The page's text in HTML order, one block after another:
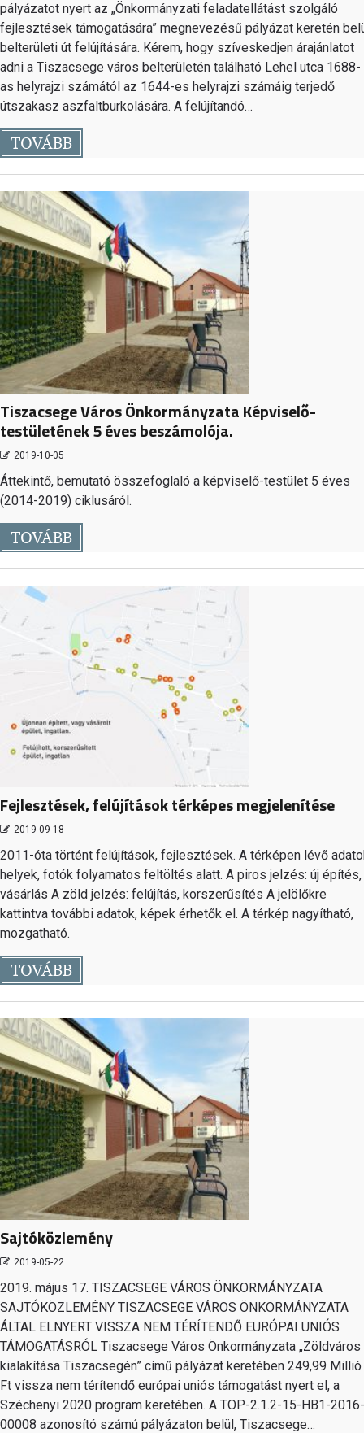
pályázatot nyert az „Önkormányzati feladatellátást szolgáló
fejlesztések támogatására” megnevezésű pályázat keretén
belterületi út felújítására. Kérem, hogy szíveskedjen árajánlatot
adni a Tiszacsege város belterületén található Lehel utca 1688-
as helyrajzi számától az 1644-es helyrajzi számáig terjedő
útszakasz aszfaltburkolására. A felújítandó…
TOVÁBB
Tiszacsege Város Önkormányzata Képviselő-
testületének 5 éves beszámolója.
2019-10-05
Áttekintő, bemutató összefoglaló a képviselő-testület 5 éves
(2014-2019) ciklusáról.
TOVÁBB
Fejlesztések, felújítások térképes megjelenítése
2019-09-18
2011-óta történt felújítások, fejlesztések. A térképen lévő
helyek, fotók folyamatos feltöltés alatt. A piros jelzés: új építés,
vásárlás A zöld jelzés: felújítás, korszerűsítés A jelölőkre
kattintva további adatok, képek érhetők el. A térkép nagyítható,
mozgatható.
TOVÁBB
Sajtóközlemény
2019-05-22
2019. május 17. TISZACSEGE VÁROS ÖNKORMÁNYZATA
SAJTÓKÖZLEMÉNY TISZACSEGE VÁROS ÖNKORMÁNYZATA
ÁLTAL ELNYERT VISSZA NEM TÉRÍTENDŐ EURÓPAI UNIÓS
TÁMOGATÁSRÓL Tiszacsege Város Önkormányzata „Zöldváros
kialakítása Tiszacsegén” című pályázat keretében 249,99 Millió
Ft vissza nem térítendő európai uniós támogatást nyert el, a
Széchenyi 2020 program keretében. A TOP-2.1.2-15-HB1-2016-
00008 azonosító számú pályázaton belül, Tiszacsege…